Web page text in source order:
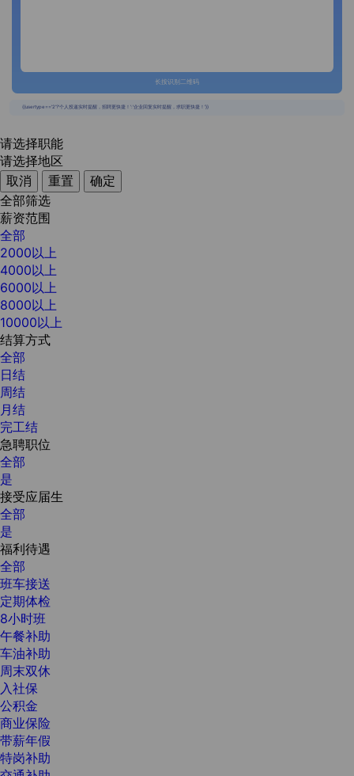
长按识别二维码
{{usertype=='2'?'个人投递实时提醒，招聘更快捷！':'企业回复实时提醒，求职更快捷！'}}
请选择职能
请选择地区
取消
重置
确定
全部筛选
薪资范围
全部
2000以上
4000以上
6000以上
8000以上
10000以上
结算方式
全部
日结
周结
月结
完工结
急聘职位
全部
是
接受应届生
全部
是
福利待遇
全部
班车接送
定期体检
8小时班
午餐补助
车油补助
周末双休
入社保
公积金
商业保险
带薪年假
特岗补助